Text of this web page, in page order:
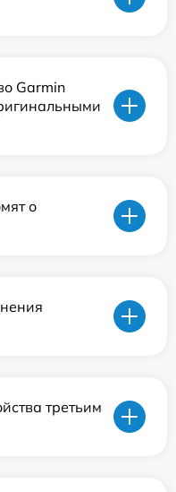
Garmin
о
третьим